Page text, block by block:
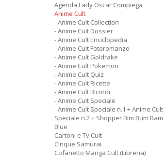
Per Immagini
Digitale
MANGA CULT N.4
Shurato 1
9.90 €
Agenda Lady Oscar Compiega
Anime Cult
- Anime Cult Collection
- Anime Cult Dossier
- Anime Cult Enciclopedia
- Anime Cult Fotoromanzo
- Anime Cult Goldrake
- Anime Cult Pokemon
- Anime Cult Quiz
- Anime Cult Ricette
- Anime Cult Ricordi
- Anime Cult Speciale
- Anime Cult Speciale n.1 + Anime Cult
Speciale n.2 + Shopper Bim Bum Bam
Blue
Cartoni e Tv Cult
Cinque Samurai
Cofanetto Manga Cult (Libreria)